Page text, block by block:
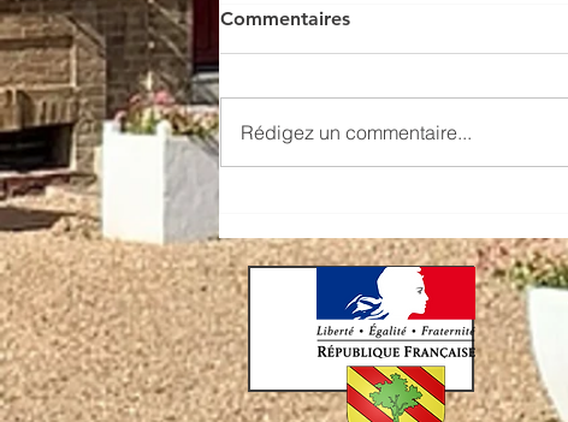
Commentaires
Rédigez un commentaire...